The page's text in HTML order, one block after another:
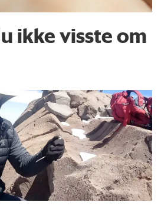
ikke visste om